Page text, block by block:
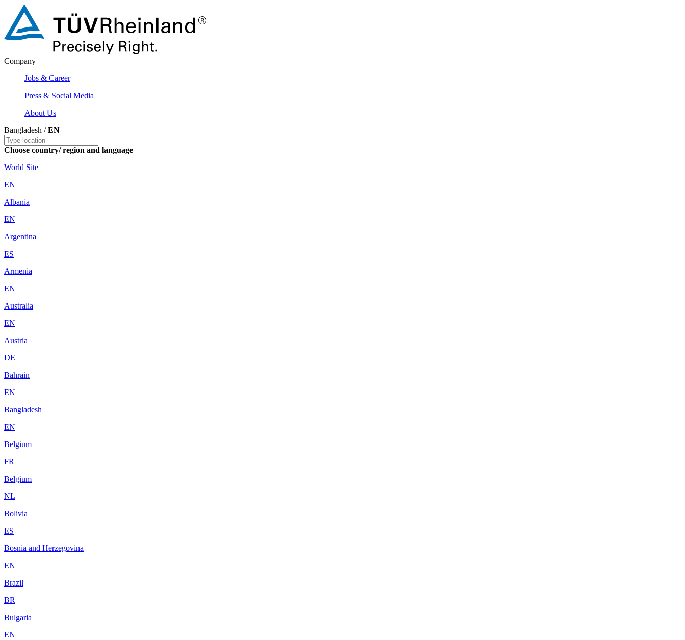
Company
Jobs & Career
Press & Social Media
About Us
Bangladesh /EN
Choose country/ region and language
World Site
EN
Albania
EN
Argentina
ES
Armenia
EN
Australia
EN
Austria
DE
Bahrain
EN
Bangladesh
EN
Belgium
FR
Belgium
NL
Bolivia
ES
Bosnia and Herzegovina
EN
Brazil
BR
Bulgaria
EN